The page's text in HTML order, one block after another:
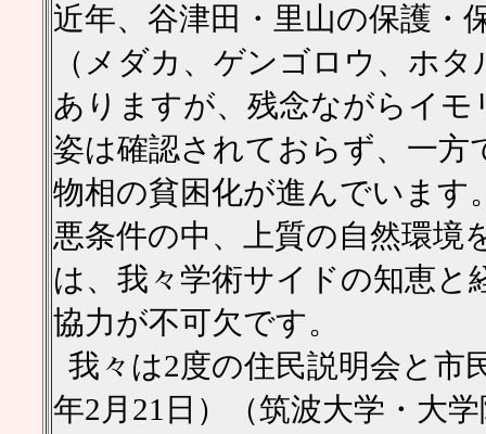
近年、谷津田・里山の保護・
（メダカ、ゲンゴロウ、ホ
ありますが、残念ながらイ
姿は確認されておらず、一
物相の貧困化が進んでいま
悪条件の中、上質の自然環境
は、我々学術サイドの知恵と
協力が不可欠です。
我々は2度の住民説明会と市
年2月21日）（筑波大学・大